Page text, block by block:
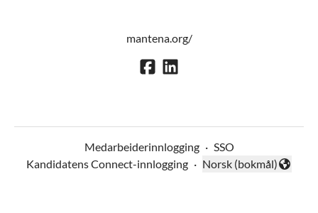
mantena.org/
Medarbeiderinnlogging · SSO
Kandidatens Connect-innlogging ·
Endre språk
Norsk (bokmål)